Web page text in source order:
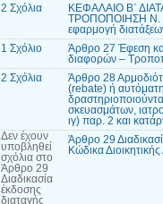
2 Σχόλια
ΚΕΦΑΛΑΙΟ Β΄
ΤΡΟΠΟΠΟΙΗΣΗ Ν.
εφαρμογή
1 Σχόλιο
Άρθρο 27 Έφεση
διαφορών –
2 Σχόλια
Άρθρο 28
(rebate) ή
σκευασμάτων,
ιγ) παρ. 2 και
Δεν έχουν
υποβληθεί
σχόλια στο
Άρθρο 29
Διαδικασία
έκδοσης
διαταγής
Άρθρο 29
Κώδικα